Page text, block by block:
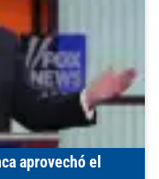
aprovechó el